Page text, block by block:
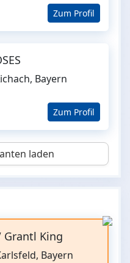
Zum Profil
Bayern
Zum Profil
laden
Grantl King
Bayern